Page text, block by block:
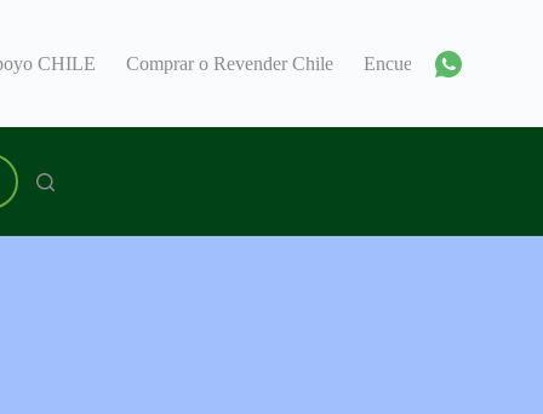
CHILE Comprar o Revender Chile Encuentra un